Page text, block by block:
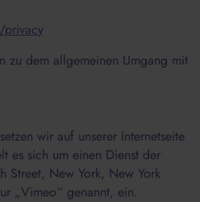
zu dem allgemeinen Umgang mit
wir auf unserer Internetseite
es sich um einen Dienst der
Street, New York, New York
„Vimeo“ genannt, ein.